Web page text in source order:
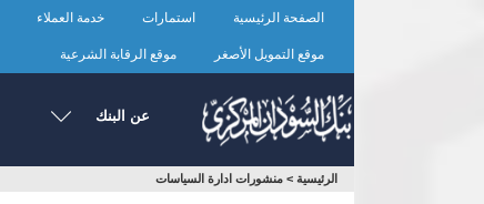
الصفحة الرئيسية استمارات خدمة العملاء
موقع التمويل الأصغر موقع الرقابة الشرعية
عن البنك
أنت
الرئيسية > منشورات ادارة السياسات